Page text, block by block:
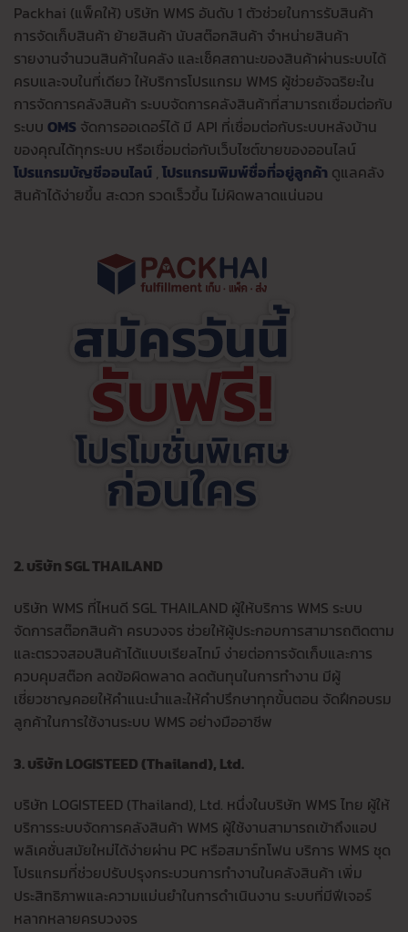
Packhai (แพ็คให้) บริษัท WMS อันดับ 1 ตัวช่วยในการรับสินค้า
การจัดเก็บสินค้า ย้ายสินค้า นับสต๊อกสินค้า จำหน่ายสินค้า
รายงานจำนวนสินค้าในคลัง และเช็คสถานะของสินค้าผ่านระบบได้
ครบและจบในที่เดียว ให้บริการโปรแกรม WMS ผู้ช่วยอัจฉริยะใน
การจัดการคลังสินค้า ระบบจัดการคลังสินค้าที่สามารถเชื่อมต่อกับ
ระบบ OMS จัดการออเดอร์ได้ มี API ที่เชื่อมต่อกับระบบหลังบ้าน
ของคุณได้ทุกระบบ หรือเชื่อมต่อกับเว็บไซต์ขายของออนไลน์
โปรแกรมบัญชีออนไลน์ , โปรแกรมพิมพ์ชื่อที่อยู่ลูกค้า ดูแลคลัง
สินค้าได้ง่ายขึ้น สะดวก รวดเร็วขึ้น ไม่ผิดพลาดแน่นอน
2. บริษัท SGL THAILAND
บริษัท WMS ที่ไหนดี SGL THAILAND ผู้ให้บริการ WMS ระบบ
จัดการสต๊อกสินค้า ครบวงจร ช่วยให้ผู้ประกอบการสามารถติดตาม
และตรวจสอบสินค้าได้แบบเรียลไทม์ ง่ายต่อการจัดเก็บและการ
ควบคุมสต๊อก ลดข้อผิดพลาด ลดต้นทุนในการทำงาน มีผู้
เชี่ยวชาญคอยให้คำแนะนำและให้คำปรึกษาทุกขั้นตอน จัดฝึกอบรม
ลูกค้าในการใช้งานระบบ WMS อย่างมืออาชีพ
3. บริษัท LOGISTEED (Thailand), Ltd.
บริษัท LOGISTEED (Thailand), Ltd. หนึ่งในบริษัท WMS ไทย ผู้ให้
บริการระบบจัดการคลังสินค้า WMS ผู้ใช้งานสามารถเข้าถึงแอป
พลิเคชั่นสมัยใหม่ได้ง่ายผ่าน PC หรือสมาร์ทโฟน บริการ WMS ชุด
โปรแกรมที่ช่วยปรับปรุงกระบวนการทำงานในคลังสินค้า เพิ่ม
ประสิทธิภาพและความแม่นยำในการดำเนินงาน ระบบที่มีฟีเจอร์
หลากหลายครบวงจร